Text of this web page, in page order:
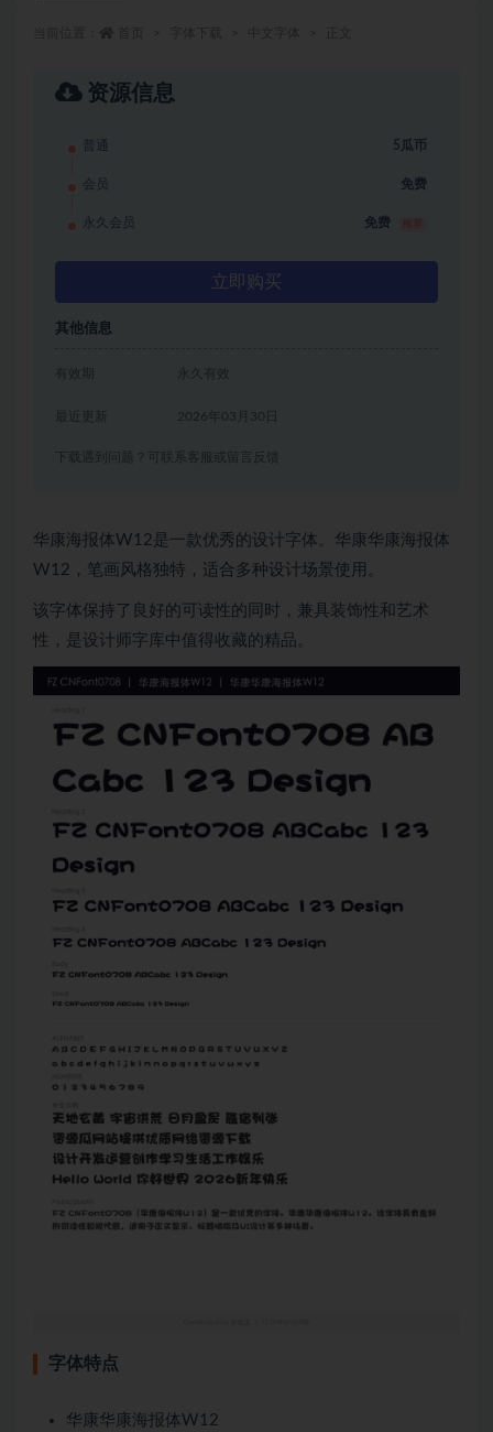
资源信息
普通 5瓜币
会员 免费
永久会员 免费
立即购买
其他信息
有效期 永久有效
2026年03月30日
下载遇到问题？可联系客服或留言反馈
华康海报体W12是一款优秀的设计字体。华康华康海报体
W12，笔画风格独特，适合多种设计场景使用。
该字体保持了良好的可读性的同时，兼具装饰性和艺术
性，是设计师字库中值得收藏的精品。
字体特点
华康华康海报体W12